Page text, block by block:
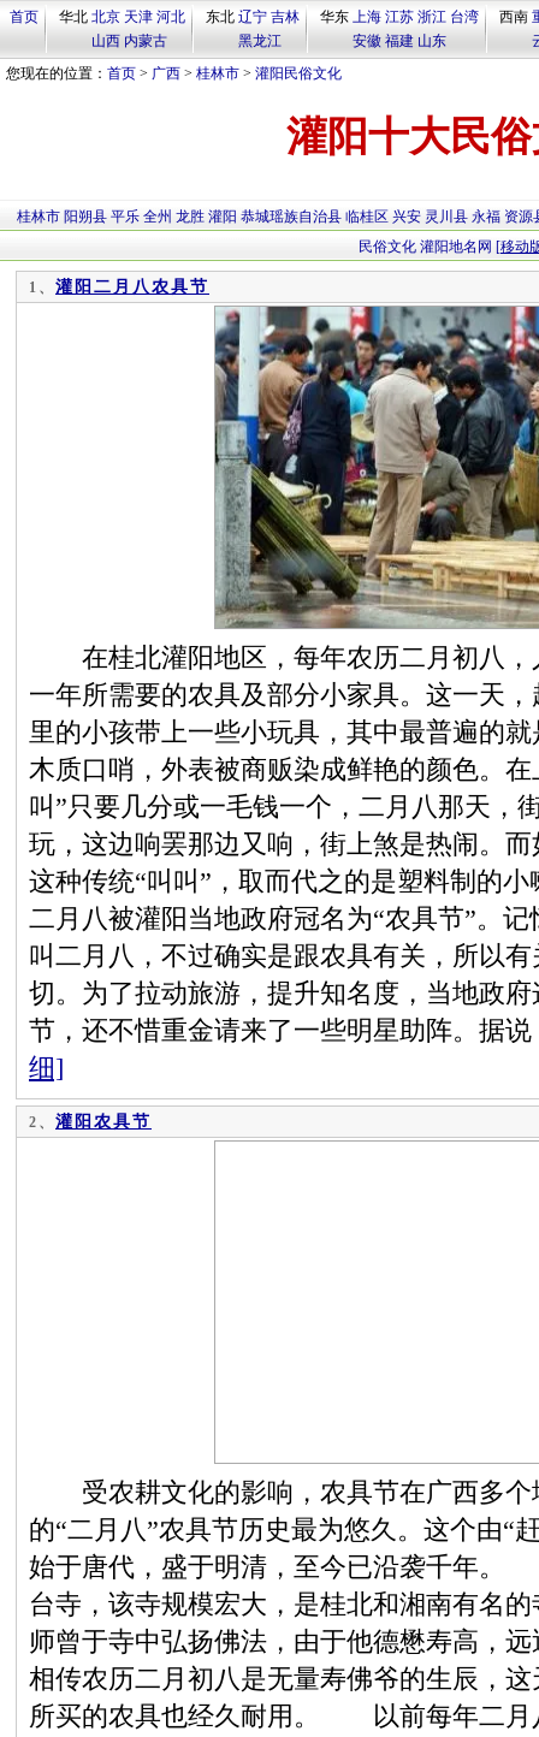
首页 华北 北京 天津 河北
山西 内蒙古
东北 辽宁 吉林
黑龙江
华东 上海 江苏 浙江 台湾
安徽 福建 山东
西南
您现在的位置： 首页 > 广西 > 桂林市 > 灌阳民俗文化
灌阳十大民
桂林市 阳朔县 平乐 全州 龙胜 灌阳 恭城瑶族自治县 临桂区 兴安 灵川县 永福 资源
民俗文化 灌阳地名网 [移动
1、 灌阳二月八农具节
在桂北灌阳地区，每年农历二月初八，
一年所需要的农具及部分小家具。这一天
里的小孩带上一些小玩具，其中最普遍的
木质口哨，外表被商贩染成鲜艳的颜色。
叫”只要几分或一毛钱一个，二月八那天，
玩，这边响罢那边又响，街上煞是热闹。
这种传统“叫叫”，取而代之的是塑料制的
二月八被灌阳当地政府冠名为“农具节”。
叫二月八，不过确实是跟农具有关，所以
切。为了拉动旅游，提升知名度，当地政
节，还不惜重金请来了一些明星助阵。据
细]
2、 灌阳农具节
受农耕文化的影响，农具节在广西多个
的“二月八”农具节历史最为悠久。这个由“
始于唐代，盛于明清，至今已沿袭千年
台寺，该寺规模宏大，是桂北和湘南有名
师曾于寺中弘扬佛法，由于他德懋寿高，
相传农历二月初八是无量寿佛爷的生辰，
所买的农具也经久耐用。 以前每年二月